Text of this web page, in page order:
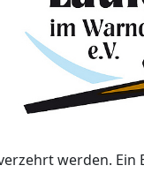
werden. Ein